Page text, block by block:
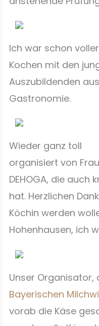
Ich war schon
Kochen mit den
Auszubildenden
Gastronomie.
Wieder ganz toll
organisiert von
DEHOGA, die
hat. Herzlichen
Köchin werden
Hohenhausen, ich
Unser Organisator,
Bayerischen
vorab die Käse